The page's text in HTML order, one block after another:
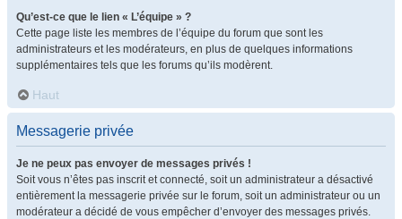
Qu’est-ce que le lien « L’équipe » ?
Cette page liste les membres de l’équipe du forum que sont les
administrateurs et les modérateurs, en plus de quelques informations
supplémentaires tels que les forums qu’ils modèrent.
Haut
Messagerie privée
Je ne peux pas envoyer de messages privés !
Soit vous n’êtes pas inscrit et connecté, soit un administrateur a désactivé
entièrement la messagerie privée sur le forum, soit un administrateur ou un
modérateur a décidé de vous empêcher d’envoyer des messages privés.